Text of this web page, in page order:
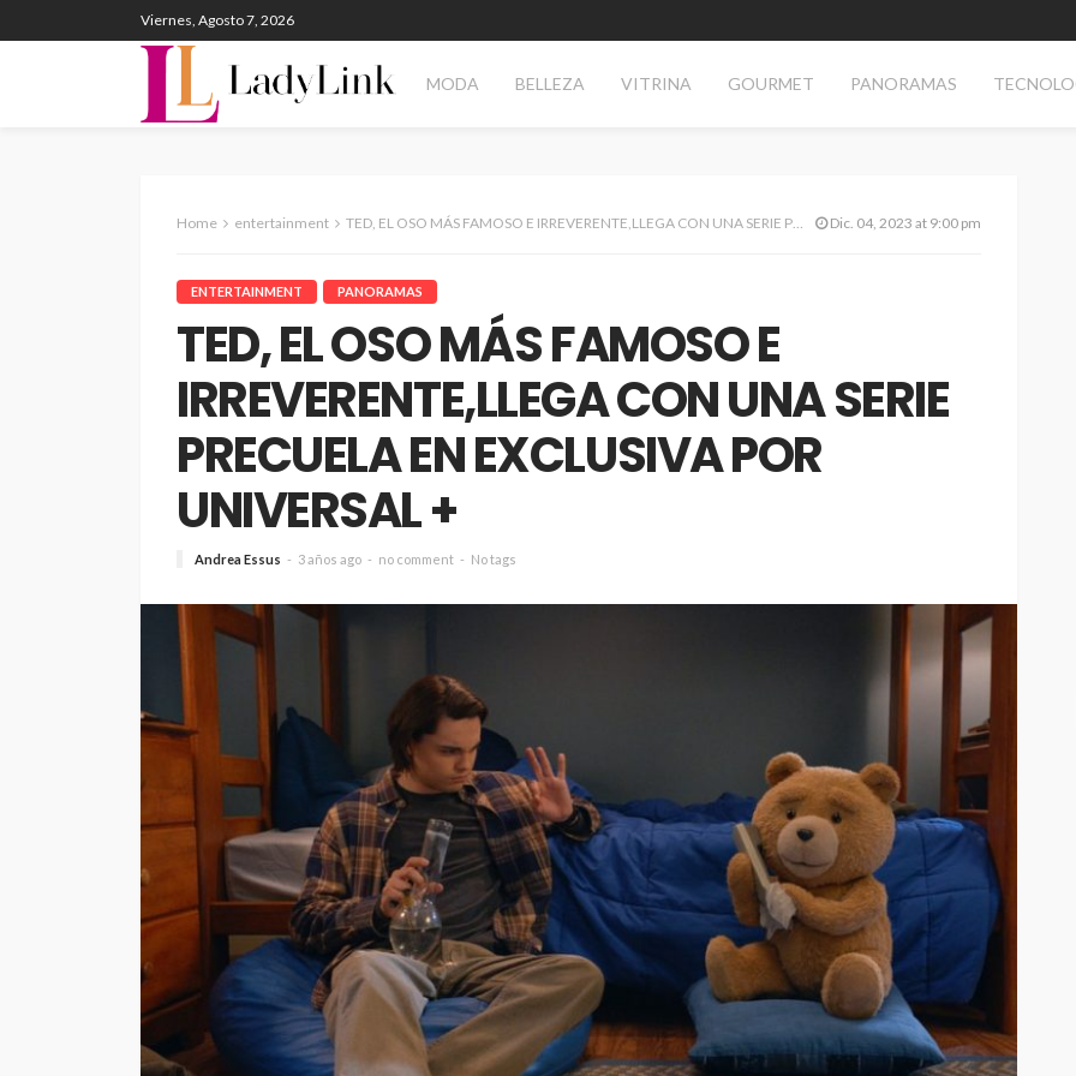
Viernes, Agosto 7, 2026
MODA BELLEZA VITRINA GOURMET PANORAMAS
Home entertainment TED, EL OSO MÁS FAMOSO E IRREVERENTE,LLEGA CON UNA SERIE PRECUELA EN EXCLUSIVA POR UNIVERSAL + Dic. 04, 2023 at 9:00 pm
ENTERTAINMENT PANORAMAS
TED, EL OSO MÁS FAMOSO E
IRREVERENTE,LLEGA CON UNA SERIE
PRECUELA EN EXCLUSIVA POR
UNIVERSAL +
Andrea Essus 3 años ago no comment No tags
diferencia en tu bienestar
4 horas ago
limpieza y mano de obra
gratis: así será el nuevo
HUAWEI Service Day